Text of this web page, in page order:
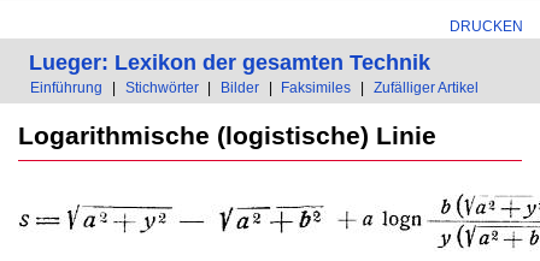
DRUCKEN
Lueger: Lexikon der gesamten Technik
Einführung Stichwörter Bilder Faksimiles Zufälliger Artikel
Logarithmische (logistische) Linie